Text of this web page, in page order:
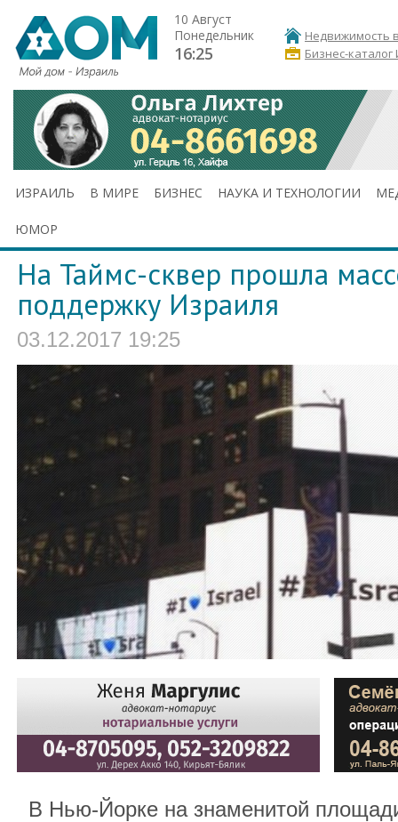
10 Август
Понедельник
16:25
Недвижимость
Бизнес-каталог
ИЗРАИЛЬ В МИРЕ БИЗНЕС НАУКА И ТЕХНОЛОГИИ
ЮМОР
На Таймс-сквер прошла
поддержку Израиля
03.12.2017 19:25
В Нью-Йорке на знаменитой